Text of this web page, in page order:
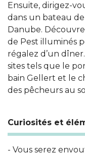
Ensuite, dirigez-
dans un bateau
Danube.
de Pest illuminés
régalez d’un
sites tels que le
bain Gellert et le
des pêcheurs au
Curiosités et
- Vous serez